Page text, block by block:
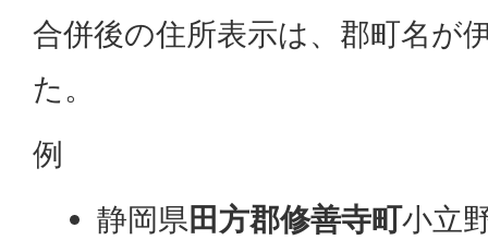
合併後の住所表示は、郡町名が
た。
例
静岡県田方郡修善寺町小立